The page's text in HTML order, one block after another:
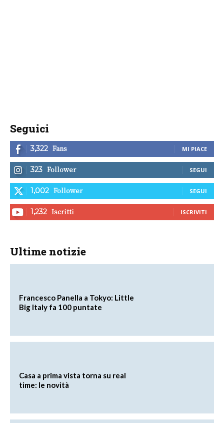
Seguici
3,322 Fans MI PIACE
323 Follower SEGUI
1,002 Follower SEGUI
1,232 Iscritti ISCRIVITI
Ultime notizie
Francesco Panella a Tokyo: Little
Big Italy fa 100 puntate
Casa a prima vista torna su real
time: le novità